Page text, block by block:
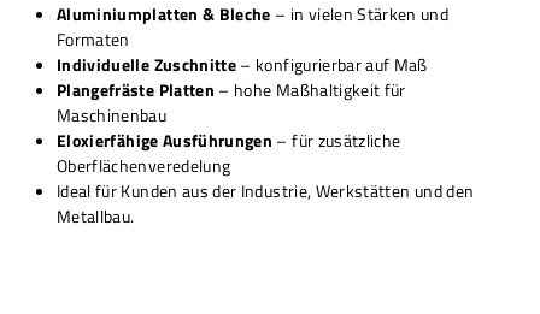
Aluminiumplatten & Bleche – in vielen Stärken und
Formaten
Individuelle Zuschnitte– konfigurierbar auf Maß
Plangefräste Platten – hohe Maßhaltigkeit für
Maschinenbau
Eloxierfähige Ausführungen – für zusätzliche
Oberflächenveredelung
Ideal für Kunden aus der Industrie, Werkstätten und den
Metallbau.